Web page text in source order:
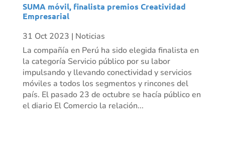
SUMA móvil, finalista premios Creatividad
Empresarial
31 Oct 2023 | Noticias
La compañía en Perú ha sido elegida finalista en
la categoría Servicio público por su labor
impulsando y llevando conectividad y servicios
móviles a todos los segmentos y rincones del
país. El pasado 23 de octubre se hacía público en
el diario El Comercio la relación...